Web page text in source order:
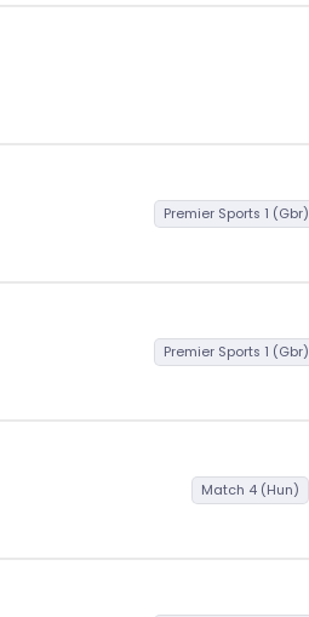
Premier Sports 1 (Gbr)
Premier Sports 1 (Gbr)
Match 4 (Hun)